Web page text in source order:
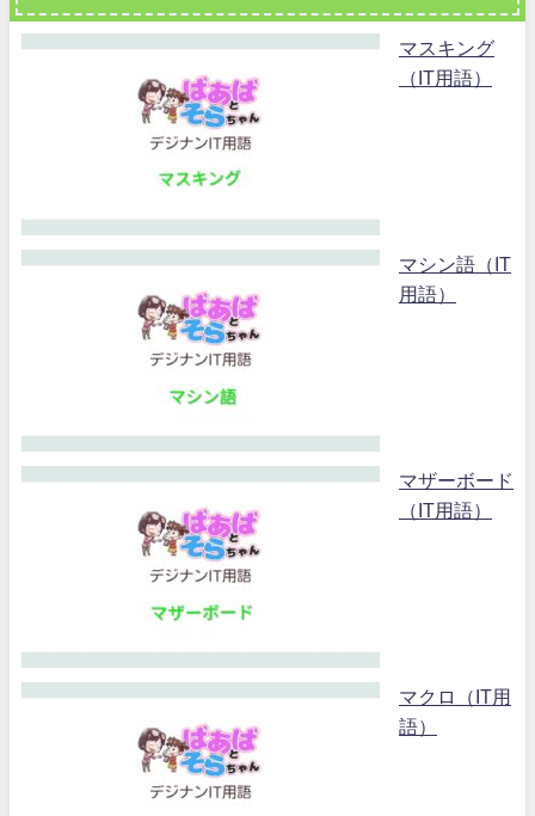
マスキング
（IT用語）
マシン語（IT
用語）
マザーボード
（IT用語）
マクロ（IT用
語）